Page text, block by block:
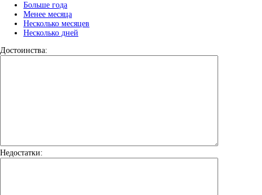
Больше года
Менее месяца
Несколько месяцев
Несколько дней
Достоинства:
Недостатки: